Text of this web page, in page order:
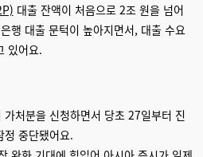
대출 잔액이 처음으로 2조 원을 넘어
행 대출 문턱이 높아지면서, 대출 수요
있어요.
가처분을 신청하면서 당초 27일부터 진
정 중단됐어요.